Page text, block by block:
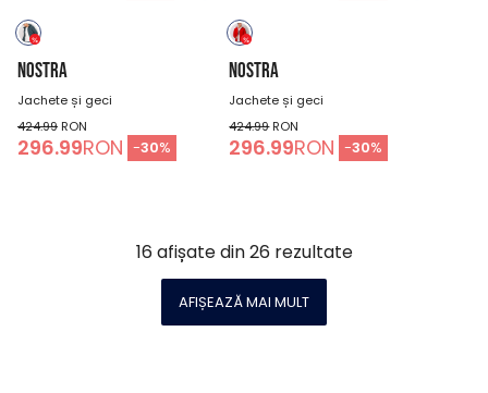
NOSTRA
Jachete și geci
424.99 RON
296.99RON -30%
NOSTRA
Jachete și geci
424.99RON
296.99RON -30%
16 afișate din26 rezultate
AFIȘEAZĂ MAI MULT